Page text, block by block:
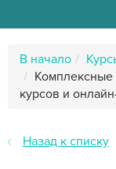
ПутьВ начало
Комплексные
курсов и
Назад к списку